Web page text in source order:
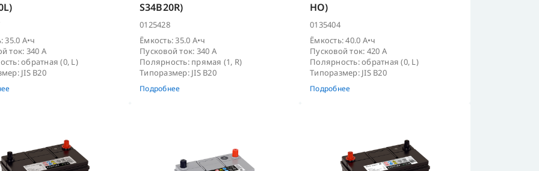
Security
RACER GT
35.0 А•ч
ток: 340 А
обратная (0, L)
JIS B20
S34B20R)
0125428
Ёмкость: 35.0 А•ч
Пусковой ток: 340 А
Полярность: прямая (1, R)
Типоразмер: JIS B20
Подробнее
HO)
0135404
Ёмкость: 40.0 А•ч
Пусковой ток: 420 А
Полярность: обратная (0, L)
Типоразмер: JIS B20
Подробнее